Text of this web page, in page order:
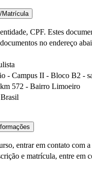
Matrícula
CPF. Estes
no endereço
- Campus II - Bloco B2 -
572 - Bairro Limoeiro
entrar em contato
e matrícula, entre em